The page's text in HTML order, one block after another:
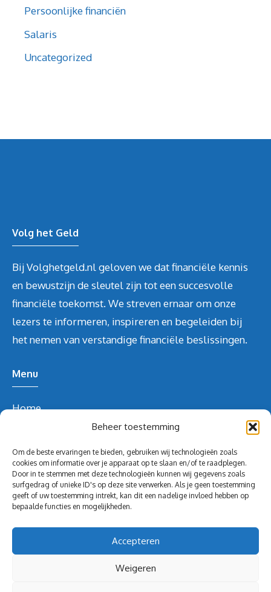
Beheer toestemming
Om de beste ervaringen te bieden, gebruiken wij technologieën zoals
cookies om informatie over je apparaat op te slaan en/of te raadplegen.
Door in te stemmen met deze technologieën kunnen wij gegevens zoals
surfgedrag of unieke ID's op deze site verwerken. Als je geen toestemming
geeft of uw toestemming intrekt, kan dit een nadelige invloed hebben op
bepaalde functies en mogelijkheden.
Accepteren
Weigeren
Persoonlijke financiën
Salaris
Uncategorized
Volg het Geld
Bij Volghetgeld.nl geloven we dat financiële kennis
en bewustzijn de sleutel zijn tot een succesvolle
financiële toekomst. We streven ernaar om onze
lezers te informeren, inspireren en begeleiden bij
het nemen van verstandige financiële beslissingen.
Menu
Home
Contact
Blog
Contact Info
redactie@volghetgeld.nl